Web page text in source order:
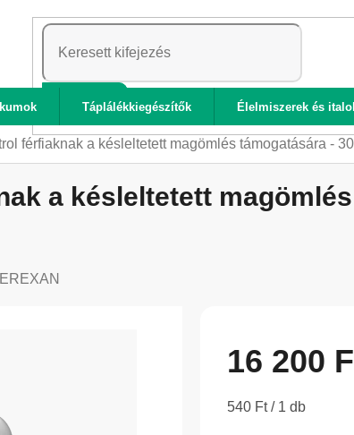
KERESÉS
Táplálékkiegészítők Élelmiszerek és
férfiaknak a késleltetett magömlés támogatására -
a késleltetett
EREXAN
16 200
Egységár:
540 Ft / 1 db